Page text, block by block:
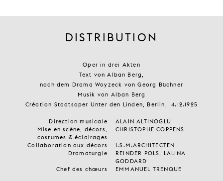
DISTRIBUTION
Oper in drei Akten
Text von Alban Berg,
nach dem Drama Woyzeck von Georg Büchner
Musik von Alban Berg
Création Staatsoper Unter den Linden, Berlin, 14.12.1925
Direction musicale
ALAIN ALTINOGLU
Mise en scène, décors,
costumes & éclairages
CHRISTOPHE COPPENS
Collaboration aux décors
I.S.M.ARCHITECTEN
Dramaturgie
REINDER POLS, LALINA
GODDARD
Chef des chœurs
EMMANUEL TRENQUE